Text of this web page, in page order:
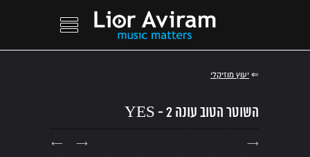
⇐ יעוץ מוזיקלי
השוטר הטוב עונה 2 - YES
→
→
←